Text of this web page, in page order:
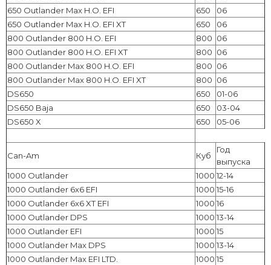
650 Outlander Max H.O. EFI
650
06
650 Outlander Max H.O. EFI XT
650
06
800 Outlander 800 H.O. EFI
800 06
800 Outlander 800 H.O. EFI XT
800 06
800 Outlander Max 800 H.O. EFI
800 06
800 Outlander Max 800 H.O. EFI XT
800 06
DS650
650
01-06
DS650 Baja
650
03-04
DS650 X
650 05-06
Can-Am Куб
Год
выпуска
1000 Outlander
1000 12-14
1000 Outlander 6x6 EFI
1000 15-16
1000 Outlander 6x6 XT EFI
1000 16
1000 Outlander DPS
1000 13-14
1000 Outlander EFI
1000 15
1000 Outlander Max DPS
1000 13-14
1000 Outlander Max EFI LTD.
1000 15